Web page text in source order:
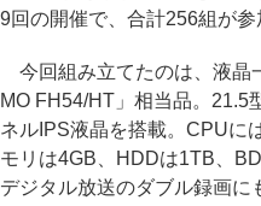
9回の開催で、合計256組が参
今回組み立てたのは、液晶
MO FH54/HT」相当品。21.5
ネルIPS液晶を搭載。CPUに
モリは4GB、HDDは1TB、
デジタル放送のダブル録画に